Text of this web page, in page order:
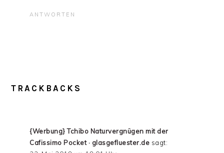
ANTWORTEN
TRACKBACKS
{Werbung} Tchibo Naturvergnügen mit der
Cafissimo Pocket · glasgefluester.de sagt: